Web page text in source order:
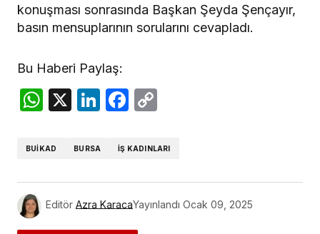
konuşması sonrasında Başkan Şeyda Şençayır,
basın mensuplarının sorularını cevapladı.
Bu Haberi Paylaş:
WhatsApp
X LinkedIn
Facebook
BUİKAD BURSA İŞ KADINLARI
Editör Azra KaracaYayınlandı Ocak 09, 2025